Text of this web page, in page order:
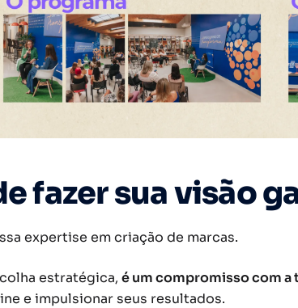
fazer sua visão
expertise em criação de marcas.
estratégica, é um compromisso com a
e impulsionar seus resultados.